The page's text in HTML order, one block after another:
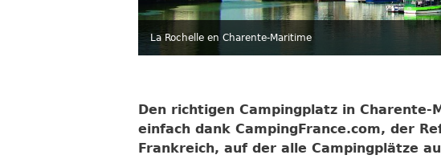
La Rochelle en Charente-Maritime
Den richtigen Campingplatz in
einfach dank CampingFrance.com, der
Frankreich, auf der alle Campingplätze